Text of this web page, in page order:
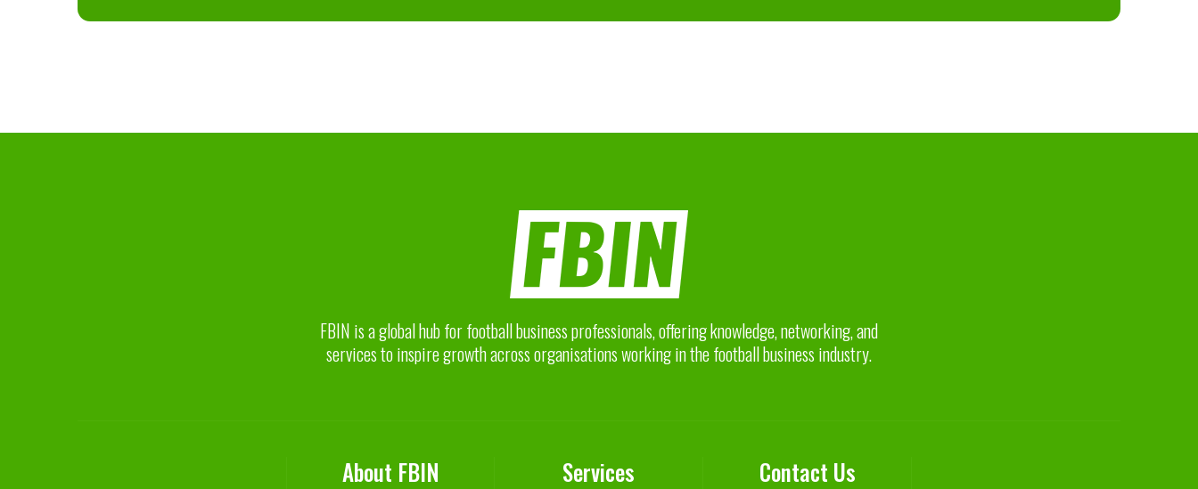
FBIN is a global hub for football business professionals, offering knowledge, networking, and
services to inspire growth across organisations working in the football business industry.
About FBIN Services Contact Us